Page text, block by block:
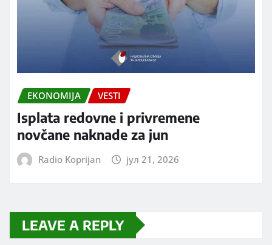
EKONOMIJA VESTI
Isplata redovne i privremene
novčane naknade za jun
Radio Koprijan јул 21, 2026
LEAVE A REPLY